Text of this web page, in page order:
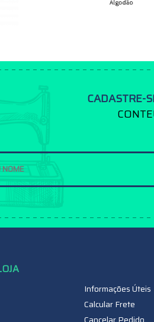
CADASTRE-
Informações Úteis
Calcular Frete
Cancelar Pedido